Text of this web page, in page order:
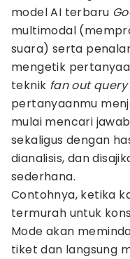
model AI terbaru
multimodal
suara) serta
mengetik
teknik fan out query
pertanyaanmu
mulai mencari
sekaligus dengan
dianalisis, dan
sederhana.
Contohnya, ketika
termurah untuk
Mode akan
tiket dan langsung